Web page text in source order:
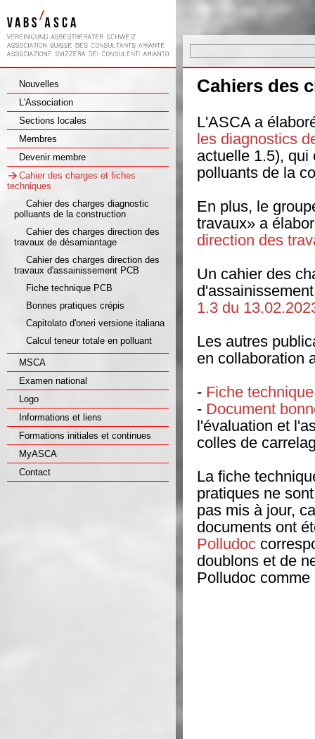
Nouvelles
L'Association
Sections locales
Membres
Devenir membre
Cahier des charges et fiches
techniques
Cahier des charges diagnostic
polluants de la construction
Cahier des charges direction des
travaux de désamiantage
Cahier des charges direction des
travaux d'assainissement PCB
Fiche technique PCB
Bonnes pratiques crépis
Capitolato d'oneri versione italiana
Calcul teneur totale en polluant
MSCA
Examen national
Logo
Informations et liens
Formations initiales et continues
MyASCA
Contact
Cahiers des
L'ASCA a
les diagnostics
actuelle 1.5), qui
polluants de la
En plus, le
travaux» a
direction des
Un cahier des
1.3 du
Les autres
en collaboration
- Fiche
- Document
l'évaluation et
colles de
La fiche
pratiques ne
pas mis à jour,
documents ont
Polludoc
doublons et de
Polludoc